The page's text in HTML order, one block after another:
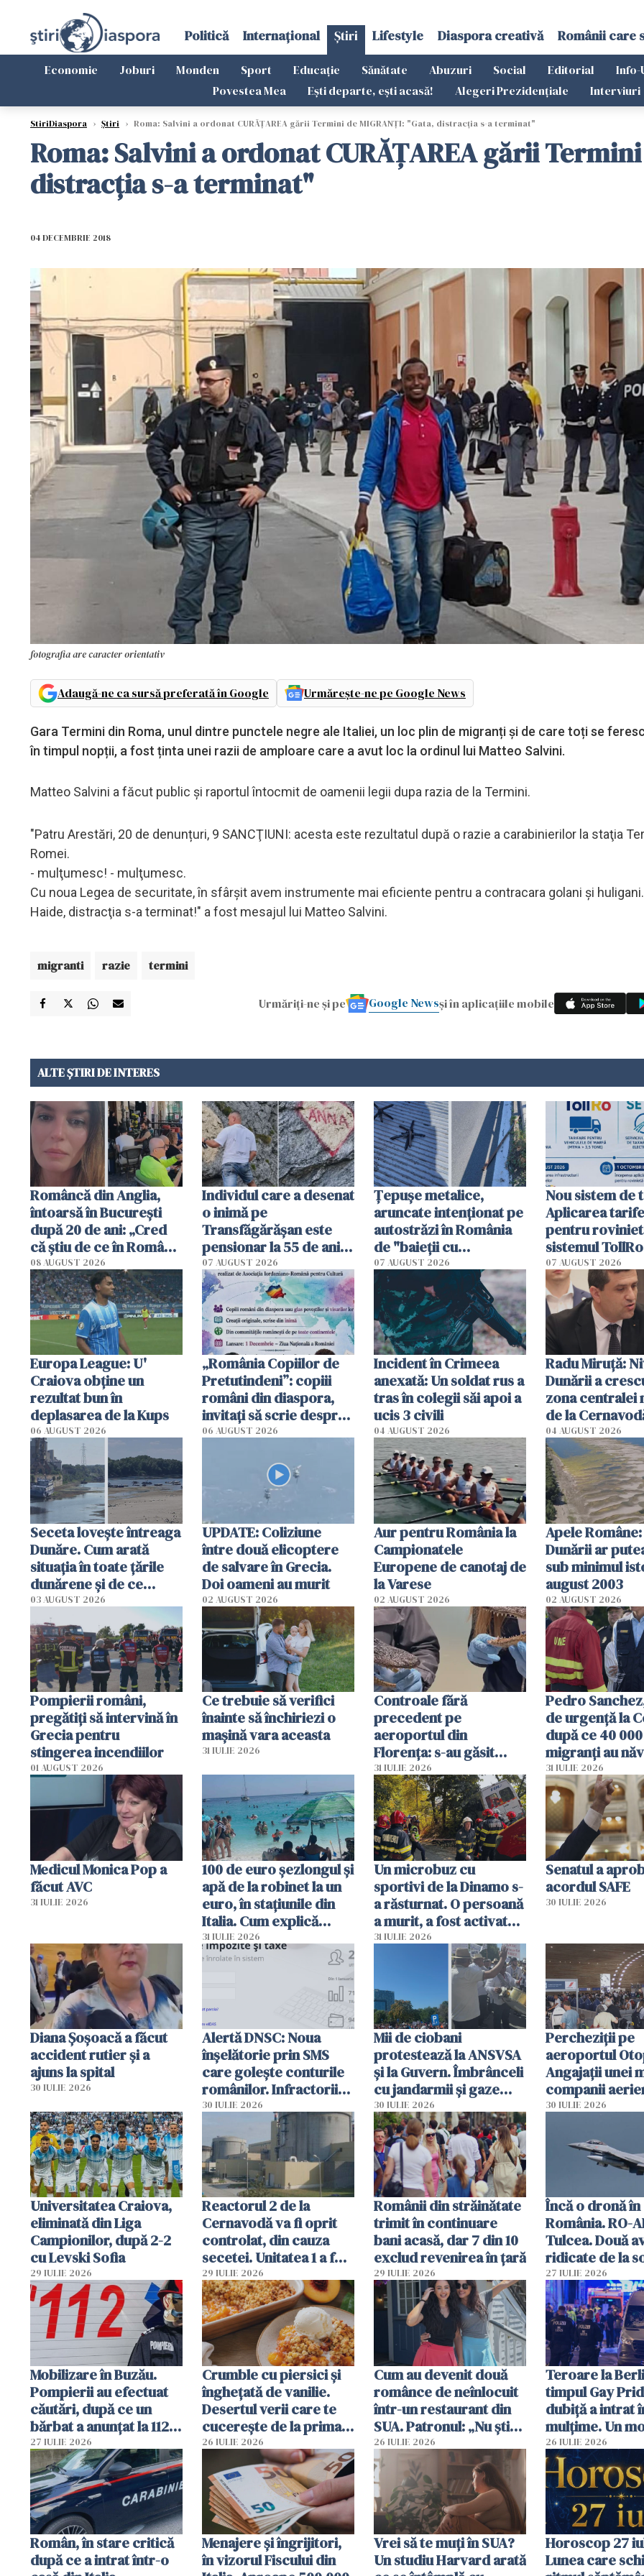
Politică Internațional Știri Lifestyle Diaspora creativă Românii care
Economie Joburi Monden Sport Educație Sănătate Abuzuri Social Editorial Info-
Povestea Mea
Ești departe, ești acasă! Alegeri Prezidențiale Interviuri
StiriDiaspora › Știri › Roma: Salvini a ordonat CURĂȚAREA gării Termini de MIGRANȚI: "Gata, distracția s-a terminat"
Roma: Salvini a ordonat CURĂȚAREA gării
distracția s-a terminat"
04 DECEMBRIE 2018
fotografia are caracter orientativ
Adaugă-ne ca sursă preferată în Google Urmărește-ne pe Google News
Gara Termini din Roma, unul dintre punctele negre ale Italiei, un loc plin de migranți și de care toți se
în timpul nopții, a fost ținta unei razii de amploare care a avut loc la ordinul lui Matteo Salvini.
Matteo Salvini a făcut public și raportul întocmit de oamenii legii dupa razia de la Termini.
"Patru Arestări, 20 de denunțuri, 9 SANCŢIUNI: acesta este rezultatul după o razie a carabinierilor la staţia
Romei.
- mulţumesc! - mulţumesc.
Cu noua Legea de securitate, în sfârşit avem instrumente mai eficiente pentru a contracara golani şi huligani.
Haide, distracţia s-a terminat!" a fost mesajul lui Matteo Salvini.
migranti razie termini
Urmăriți-ne și pe Google Newsși în aplicațiile mobile
ALTE ȘTIRI DE INTERES
Româncă din Anglia,
întoarsă în București
după 20 de ani: „Cred
că știu de ce în România
se trăiește mai bine ca
în Anglia. E schimbat"
08 AUGUST 2026
Individul care a desenat
o inimă pe
Transfăgărășan este
pensionar la 55 de ani.
Poliția l-a identificat
07 AUGUST 2026
Țepușe metalice,
aruncate intenționat pe
autostrăzi în România
de "baieții cu
platforme": "Mi-au
cerut 1200 lei să mă
tracteze"
07 AUGUST 2026
Nou sistem de
Aplicarea
pentru
sistemul
începe la 1
07 AUGUST 2026
Europa League: U'
Craiova obține un
rezultat bun în
deplasarea de la Kups
06 AUGUST 2026
„România Copiilor de
Pretutindeni”: copiii
români din diaspora,
invitați să scrie despre
România într-un volum
06 AUGUST 2026
Incident în Crimeea
anexată: Un soldat rus a
tras în colegii săi apoi a
ucis 3 civili
04 AUGUST 2026
Radu Miruţă:
Dunării a
zona centralei
de la
cm faţă de
04 AUGUST 2026
Seceta lovește întreaga
Dunăre. Cum arată
situația în toate țările
dunărene și de ce
România resimte
efectele, deși a plouat
în iulie
03 AUGUST 2026
UPDATE: Coliziune
între două elicoptere
de salvare în Grecia.
Doi oameni au murit
02 AUGUST 2026
Aur pentru România la
Campionatele
Europene de canotaj de
la Varese
02 AUGUST 2026
Apele
Dunării ar
sub minimul
august 2003
02 AUGUST 2026
Pompierii români,
pregătiţi să intervină în
Grecia pentru
stingerea incendiilor
01 AUGUST 2026
Ce trebuie să verifici
înainte să închiriezi o
mașină vara aceasta
31 IULIE 2026
Controale fără
precedent pe
aeroportul din
Florența: s-au găsit
capete de aligator și o
sumă imensă de bani
31 IULIE 2026
Pedro
de urgență la
după ce 40
migranți au
teritoriul
mobiliza toate
resursele"
31 IULIE 2026
Medicul Monica Pop a
făcut AVC
31 IULIE 2026
100 de euro șezlongul și
apă de la robinet la un
euro, în stațiunile din
Italia. Cum explică
autoritățile
31 IULIE 2026
Un microbuz cu
sportivi de la Dinamo s-
a răsturnat. O persoană
a murit, a fost activat
planul roșu de
31 IULIE 2026
Senatul a
acordul SAFE
30 IULIE 2026
Diana Șoșoacă a făcut
accident rutier și a
ajuns la spital
30 IULIE 2026
Alertă DNSC: Noua
înșelătorie prin SMS
care golește conturile
românilor. Infractorii
folosesc numele
Ghișeul.ro și al Poliției
Române
30 IULIE 2026
Mii de ciobani
protestează la ANSVSA
și la Guvern. Îmbrânceli
cu jandarmii și gaze
lacrimogene
30 IULIE 2026
Percheziții pe
aeroportul
Angajații unei
companii
parfumuri,
vânzării
30 IULIE 2026
Universitatea Craiova,
eliminată din Liga
Campionilor, după 2-2
cu Levski Sofia
29 IULIE 2026
Reactorul 2 de la
Cernavodă va fi oprit
controlat, din cauza
secetei. Unitatea 1 a fost
deja oprită
29 IULIE 2026
Românii din străinătate
trimit în continuare
bani acasă, dar 7 din 10
exclud revenirea în țară
29 IULIE 2026
Încă o dronă în
România. RO-
Tulcea. Două
ridicate de la
27 IULIE 2026
Mobilizare în Buzău.
Pompierii au efectuat
căutări, după ce un
bărbat a anunțat la 112
că a văzut un obiect
luminos
27 IULIE 2026
Crumble cu piersici și
înghețată de vanilie.
Desertul verii care te
cucerește de la prima
lingură
26 IULIE 2026
Cum au devenit două
românce de neînlocuit
într-un restaurant din
SUA. Patronul: „Nu știu
ce o să mă fac fără voi”
26 IULIE 2026
Teroare la
timpul Gay
dubiță a intrat
mulțime. Un
răniți
26 IULIE 2026
Român, în stare critică
după ce a intrat într-o
Menajere și îngrijitori,
în vizorul Fiscului din
Vrei să te muți în SUA?
Un studiu Harvard arată
Horoscop 27
Lunea care